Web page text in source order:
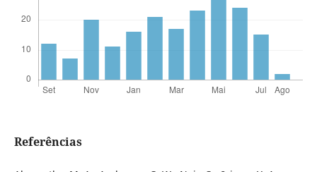
Referências